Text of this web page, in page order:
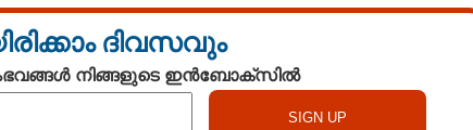
ദിവസവും
നിങ്ങളുടെ ഇൻബോക്സിൽ